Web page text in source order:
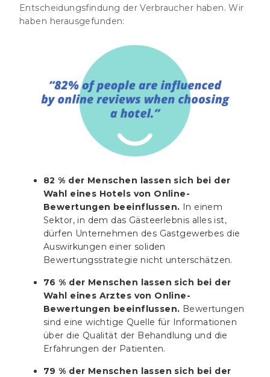
Entscheidungsfindung der Verbraucher haben. Wir
haben herausgefunden:
82 % der Menschen lassen sich bei der
Wahl eines Hotels von Online-
Bewertungen beeinflussen. In einem
Sektor, in dem das Gästeerlebnis alles ist,
dürfen Unternehmen des Gastgewerbes die
Auswirkungen einer soliden
Bewertungsstrategie nicht unterschätzen.
76 % der Menschen lassen sich bei der
Wahl eines Arztes von Online-
Bewertungen beeinflussen. Bewertungen
sind eine wichtige Quelle für Informationen
über die Qualität der Behandlung und die
Erfahrungen der Patienten.
79 % der Menschen lassen sich bei der